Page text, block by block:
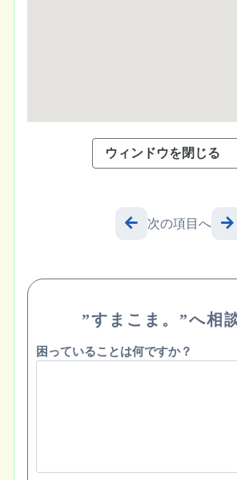
ウィンドウを閉じる
次の項目へ
”すまこま。”へ相
困っていることは何ですか？